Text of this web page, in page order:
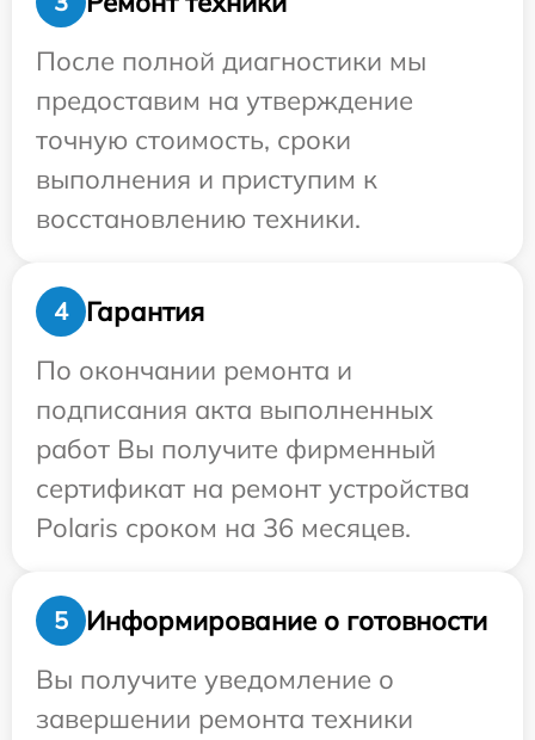
После полной диагностики мы
предоставим на утверждение
точную стоимость, сроки
выполнения и приступим к
восстановлению техники.
4
Гарантия
По окончании ремонта и
подписания акта выполненных
работ Вы получите фирменный
сертификат на ремонт устройства
Polaris сроком на 36 месяцев.
5
Информирование о готовности
Вы получите уведомление о
завершении ремонта техники